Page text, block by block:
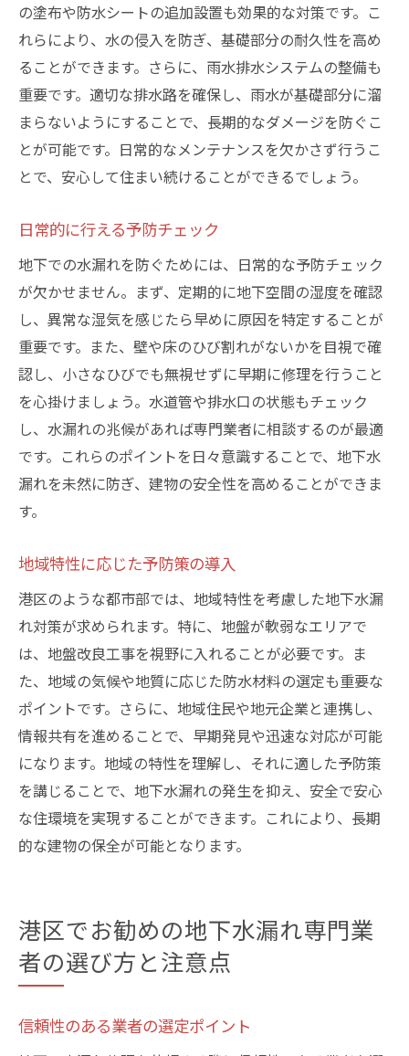
の塗布や防水シートの追加設置も効果的な対策です。こ
れらにより、水の侵入を防ぎ、基礎部分の耐久性を高め
ることができます。さらに、雨水排水システムの整備も
重要です。適切な排水路を確保し、雨水が基礎部分に溜
まらないようにすることで、長期的なダメージを防ぐこ
とが可能です。日常的なメンテナンスを欠かさず行うこ
とで、安心して住まい続けることができるでしょう。
日常的に行える予防チェック
地下での水漏れを防ぐためには、日常的な予防チェック
が欠かせません。まず、定期的に地下空間の湿度を確認
し、異常な湿気を感じたら早めに原因を特定することが
重要です。また、壁や床のひび割れがないかを目視で確
認し、小さなひびでも無視せずに早期に修理を行うこと
を心掛けましょう。水道管や排水口の状態もチェック
し、水漏れの兆候があれば専門業者に相談するのが最適
です。これらのポイントを日々意識することで、地下水
漏れを未然に防ぎ、建物の安全性を高めることができま
す。
地域特性に応じた予防策の導入
港区のような都市部では、地域特性を考慮した地下水漏
れ対策が求められます。特に、地盤が軟弱なエリアで
は、地盤改良工事を視野に入れることが必要です。ま
た、地域の気候や地質に応じた防水材料の選定も重要な
ポイントです。さらに、地域住民や地元企業と連携し、
情報共有を進めることで、早期発見や迅速な対応が可能
になります。地域の特性を理解し、それに適した予防策
を講じることで、地下水漏れの発生を抑え、安全で安心
な住環境を実現することができます。これにより、長期
的な建物の保全が可能となります。
港区でお勧めの地下水漏れ専門業
者の選び方と注意点
信頼性のある業者の選定ポイント